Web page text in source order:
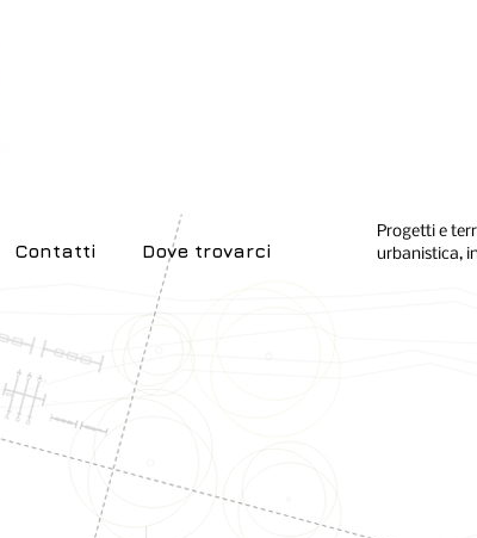
Contatti Dove trovarci
Progetti e
urbanistica,